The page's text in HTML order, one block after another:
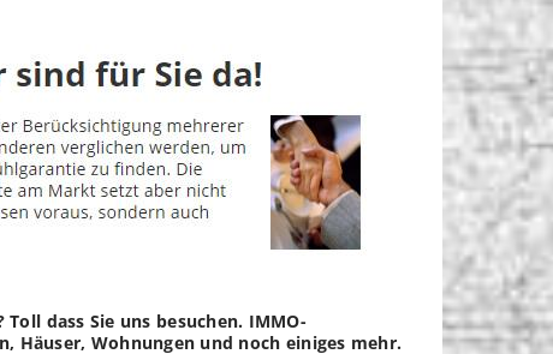
dass Sie uns besuchen. IMMO-
Wohnungen und noch einiges mehr.